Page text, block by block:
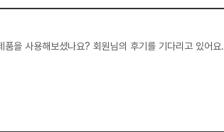
품을 사용해보셨나요? 회원님의 후기를 기다리고 있어요.